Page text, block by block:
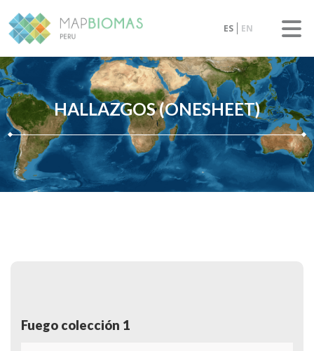
ES EN
HALLAZGOS (ONESHEET)
Fuego colección 1